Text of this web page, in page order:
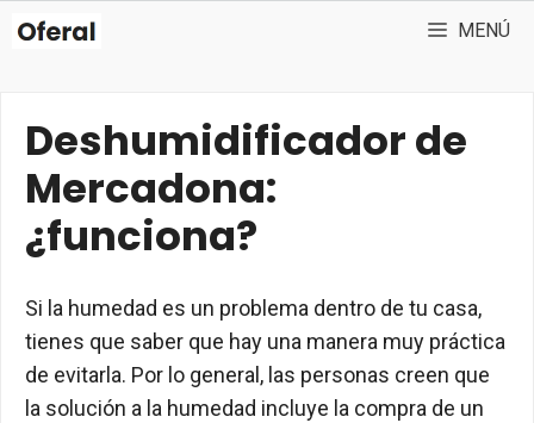
Saltar
MENÚ
Deshumidificador de
Mercadona:
¿funciona?
Si la humedad es un problema dentro de tu casa,
tienes que saber que hay una manera muy práctica
de evitarla. Por lo general, las personas creen que
la solución a la humedad incluye la compra de un